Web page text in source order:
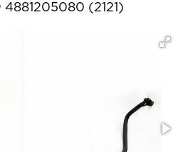
(2121)